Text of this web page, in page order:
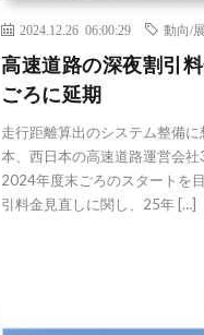
2024.12.26 06:00:29 動向/
高速道路の深夜割引
ごろに延期
走行距離算出のシステム整備
本、西日本の高速道路運営会社
2024年度末ごろのスタートを
引料金見直しに関し、25年 […]